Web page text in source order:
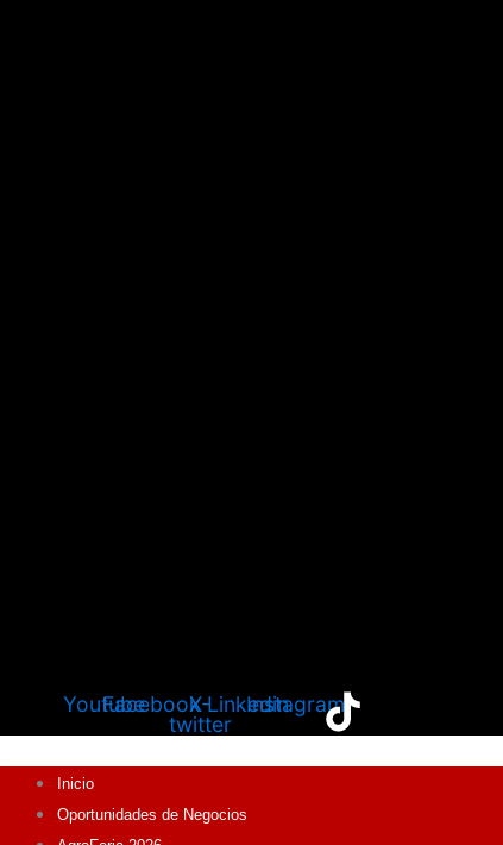
YoutubeFacebookX-
twitter
LinkedinInstagram
Inicio
Oportunidades de Negocios